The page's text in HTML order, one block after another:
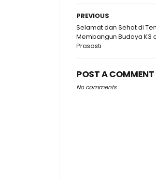
PREVIOUS
Selamat dan Sehat di
Membangun Budaya K3
Prasasti
POST A COMMENT
No comments